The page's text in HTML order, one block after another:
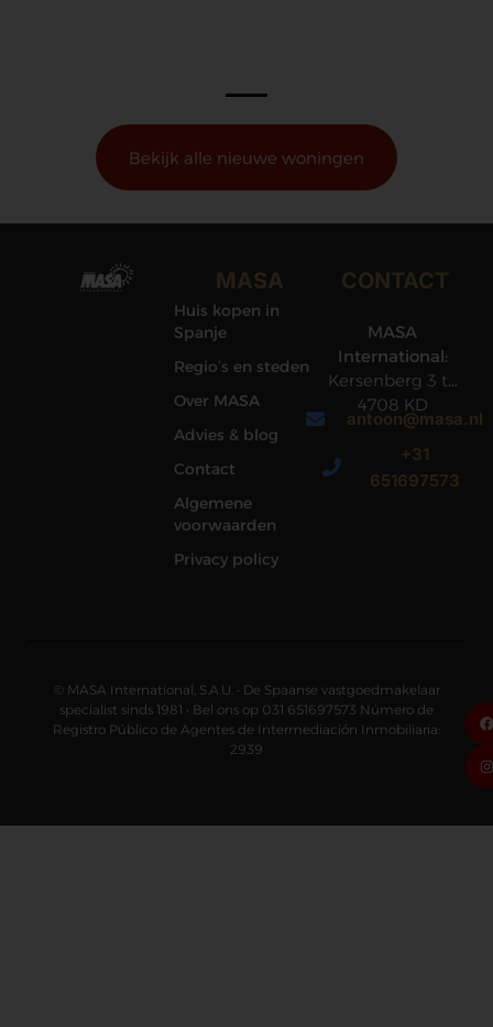
Bekijk alle nieuwe woningen
MASA
Huis kopen in
Spanje
Regio’s en steden
Over MASA
Advies & blog
Contact
Algemene
voorwaarden
Privacy policy
CONTACT
MASA
International:
Kersenberg 3 te
4708 KD
Roosendaal
antoon@masa.nl
+31
651697573
© MASA International, S.A.U. • De Spaanse vastgoedmakelaar
specialist sinds 1981 • Bel ons op 031 651697573 Número de
Registro Público de Agentes de Intermediación Inmobiliaria:
2939